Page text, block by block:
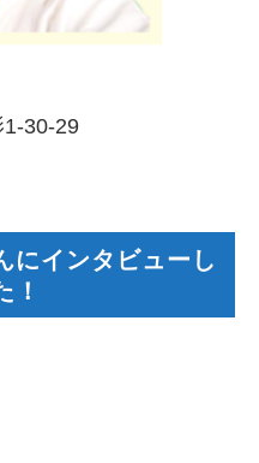
30-29
にインタビューし
！